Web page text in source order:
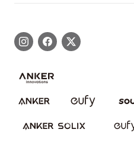
Annuler la commande
Communauté eufy Security